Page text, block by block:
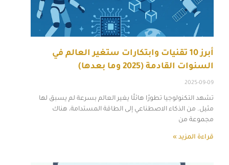
أبرز 10 تقنيات وابتكارات ستغير العالم في
السنوات القادمة (2025 وما بعدها)
2025-09-09
تشهد التكنولوجيا تطورًا هائلًا يغير العالم بسرعة لم يسبق لها
مثيل. من الذكاء الاصطناعي إلى الطاقة المستدامة، هناك
مجموعة من
قراءة المزيد »